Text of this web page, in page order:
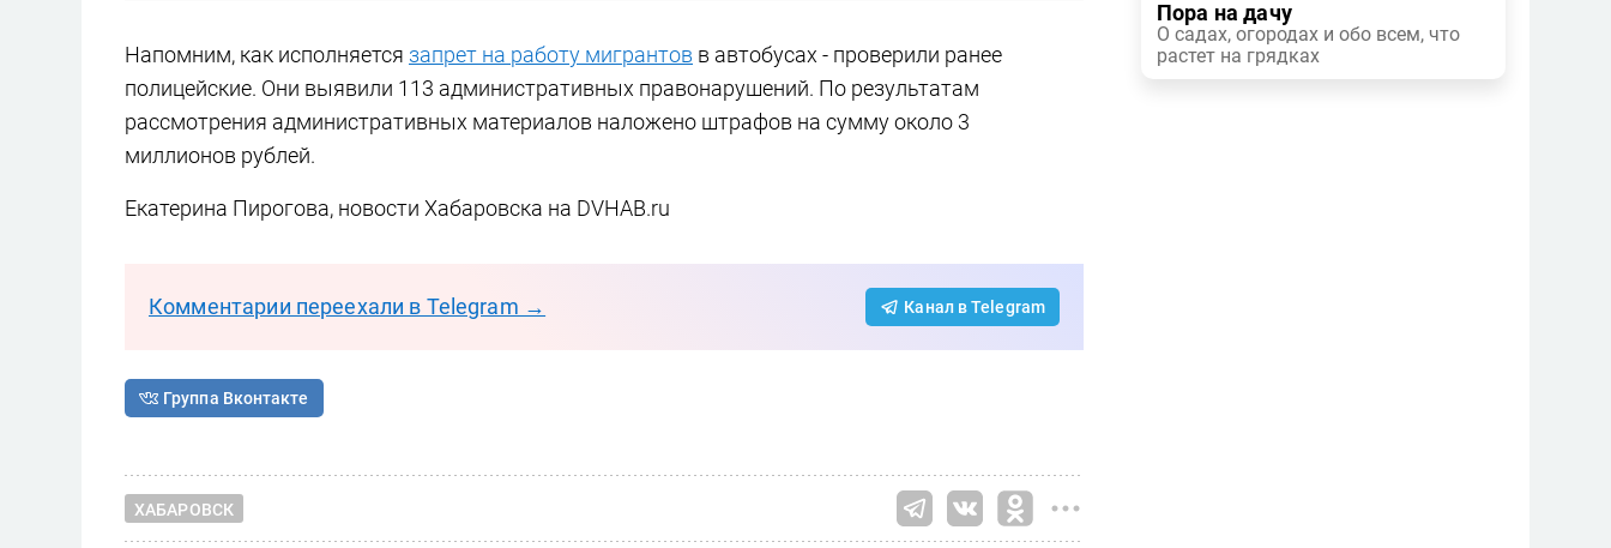
Напомним, как исполняется запрет на работу мигрантов в автобусах - проверили ранее
полицейские. Они выявили 113 административных правонарушений. По результатам
рассмотрения административных материалов наложено штрафов на сумму около 3
миллионов рублей.
Екатерина Пирогова, новости Хабаровска на DVHAB.ru
Комментарии переехали в Telegram → Канал в Telegram
Группа Вконтакте
ХАБАРОВСК
Пора на дачу
О садах, огородах и обо всем, что
растет на грядках